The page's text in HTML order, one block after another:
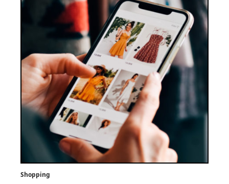
Shopping